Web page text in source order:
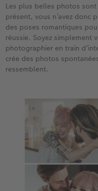
Livre
Album
Album
Lot de
Boite
Trouver
Cadre
Affiche
Textiles
Ecole et
Boîte
Les plus belles photos
présent, vous n’avez donc
des poses romantiques
réussie. Soyez simplement
photographier en train
crée des photos
ressemblent.